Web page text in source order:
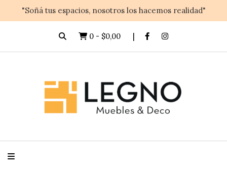
"Soñá tus espacios, nosotros los hacemos realidad"
0 - $0,00